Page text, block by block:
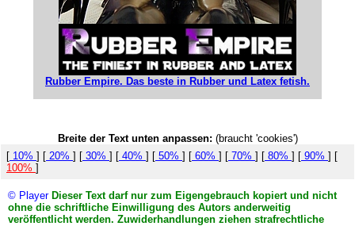
Rubber Empire. Das beste in Rubber und Latex fetish.
Breite der Text unten anpassen: (braucht 'cookies')
[ 10% ] [ 20% ] [ 30% ] [ 40% ] [ 50% ] [ 60% ] [ 70% ] [ 80% ] [ 90% ] [
100% ]
© Player Dieser Text darf nur zum Eigengebrauch kopiert und nicht
ohne die schriftliche Einwilligung des Autors anderweitig
veröffentlicht werden. Zuwiderhandlungen ziehen strafrechtliche